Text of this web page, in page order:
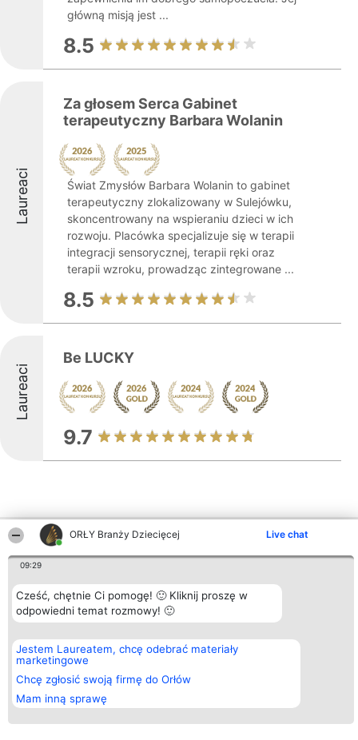
ORŁY Branży Dziecięcej Live chat
09:29
Cześć, chętnie Ci pomogę! 🙂 Kliknij proszę w
odpowiedni temat rozmowy! 🙂
Jestem Laureatem, chcę odebrać materiały
marketingowe
Chcę zgłosić swoją firmę do Orłów
Mam inną sprawę
główną misją jest ...
8.5
Laureaci
Za głosem Serca Gabinet
terapeutyczny Barbara Wolanin
Świat Zmysłów Barbara Wolanin to gabinet
terapeutyczny zlokalizowany w Sulejówku,
skoncentrowany na wspieraniu dzieci w ich
rozwoju. Placówka specjalizuje się w terapii
integracji sensorycznej, terapii ręki oraz
terapii wzroku, prowadząc zintegrowane ...
8.5
Laureaci
Be LUCKY
9.7
Inne firmy z województwa
Organizator plebiscytu
Bright Side Solutions sp. z o.
o. sp. k.
Wrocław 50-079
KRS 0000749100 | Regon
381313360 | NIP 8943132676
+48 508 492 400
Plebiscyt
Laureaci
Lista
Laureatów
Polityka
Kontakt